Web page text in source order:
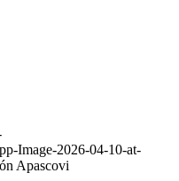
Image-2026-04-10-at-
Apascovi